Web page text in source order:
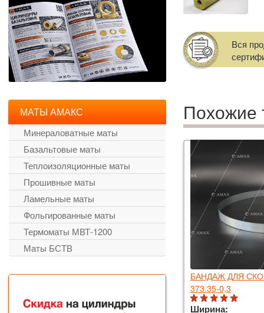
Вся
Похожие
30 МАТ ПРОШИВНОЙ БАЗАЛЬТОВЫЙ
30 кг/м3
БАНДАЖ ДЛЯ
373.35-0,3
Ширина:
МАТЫ АМАКС
Минераловатные маты
Базальтовые маты
Теплоизоляционные маты
Прошивные маты
Ламельные маты
Фольгированные маты
Термоматы МВТ-1200
Маты БСТВ